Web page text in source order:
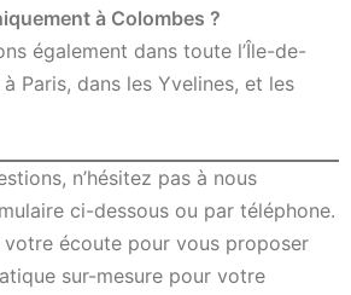
à Colombes ?
également dans toute l’Île-de-
Paris, dans les Yvelines, et les
n’hésitez pas à nous
ci-dessous ou par téléphone.
votre écoute pour vous proposer
sur-mesure pour votre